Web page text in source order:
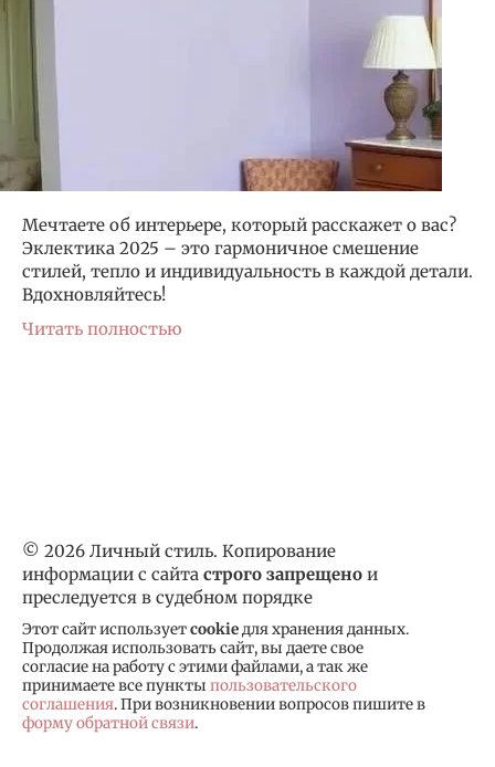
Мечтаете об интерьере, который расскажет о вас?
Эклектика 2025 – это гармоничное смешение
стилей, тепло и индивидуальность в каждой детали.
Вдохновляйтесь!
Читать полностью
© 2026 Личный стиль. Копирование
информации с сайта строго запрещено и
преследуется в судебном порядке
Этот сайт используетcookieдля хранения данных.
Продолжая использовать сайт, вы даете свое
согласие на работу с этими файлами, а так же
принимаете все пункты пользовательского
соглашения. При возникновении вопросов пишите в
форму обратной связи.